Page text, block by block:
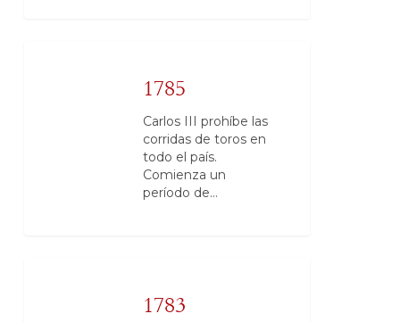
1785
Carlos III prohíbe las
corridas de toros en
todo el país.
Comienza un
período de…
1783